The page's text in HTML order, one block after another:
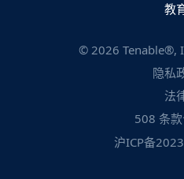
教
© 2026 Tenable®,
隐私
法
508 条
沪ICP备